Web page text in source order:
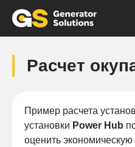
Расчет
Пример расчета
установки Power Hub
оценить